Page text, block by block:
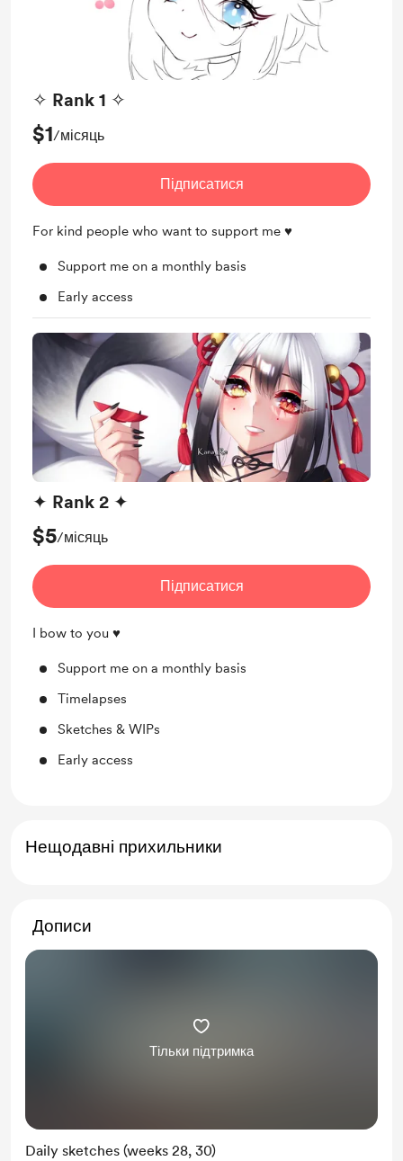
✧ Rank 1 ✧
$1/місяць
Підписатися
For kind people who want to support me ♥
Support me on a monthly basis
Early access
✦ Rank 2 ✦
$5/місяць
Підписатися
I bow to you ♥
Support me on a monthly basis
Timelapses
Sketches & WIPs
Early access
Нещодавні прихильники
Дописи
Тільки підтримка
Daily sketches (weeks 28, 30)